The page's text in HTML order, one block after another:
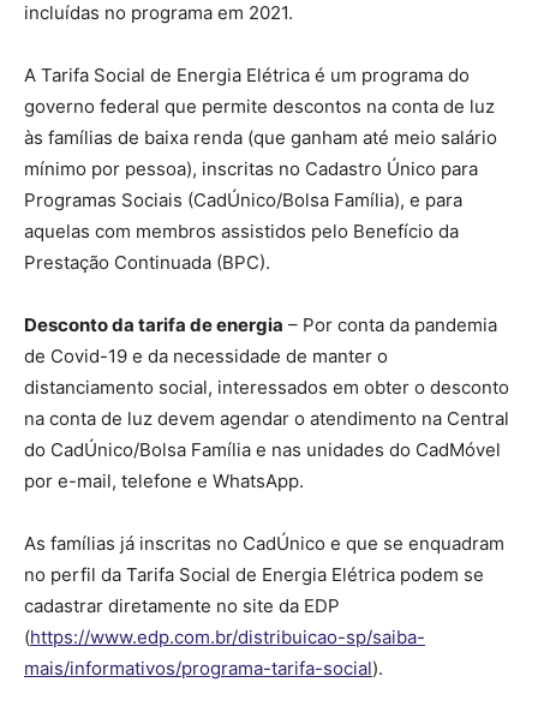
incluídas no programa em 2021.
A Tarifa Social de Energia Elétrica é um programa do
governo federal que permite descontos na conta de luz
às famílias de baixa renda (que ganham até meio salário
mínimo por pessoa), inscritas no Cadastro Único para
Programas Sociais (CadÚnico/Bolsa Família), e para
aquelas com membros assistidos pelo Benefício da
Prestação Continuada (BPC).
Desconto da tarifa de energia – Por conta da pandemia
de Covid-19 e da necessidade de manter o
distanciamento social, interessados em obter o desconto
na conta de luz devem agendar o atendimento na Central
do CadÚnico/Bolsa Família e nas unidades do CadMóvel
por e-mail, telefone e WhatsApp.
As famílias já inscritas no CadÚnico e que se enquadram
no perfil da Tarifa Social de Energia Elétrica podem se
cadastrar diretamente no site da EDP
(https://www.edp.com.br/distribuicao-sp/saiba-
mais/informativos/programa-tarifa-social).